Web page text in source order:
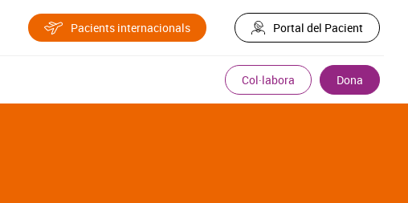
Pacients internacionals Portal del Pacient
Col·labora Dona